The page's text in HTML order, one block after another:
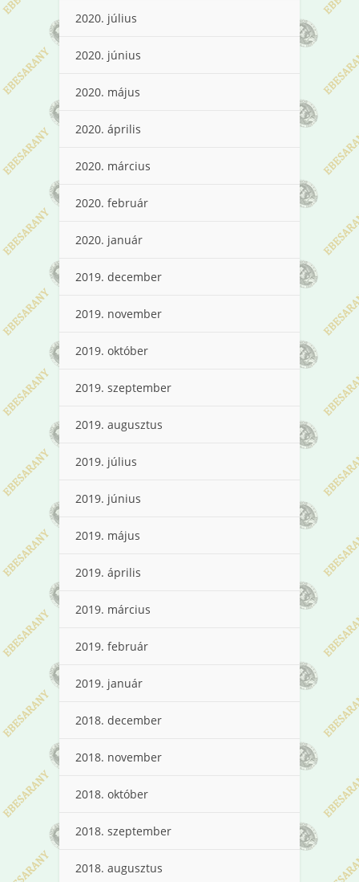
2020. július
2020. június
2020. május
2020. április
2020. március
2020. február
2020. január
2019. december
2019. november
2019. október
2019. szeptember
2019. augusztus
2019. július
2019. június
2019. május
2019. április
2019. március
2019. február
2019. január
2018. december
2018. november
2018. október
2018. szeptember
2018. augusztus